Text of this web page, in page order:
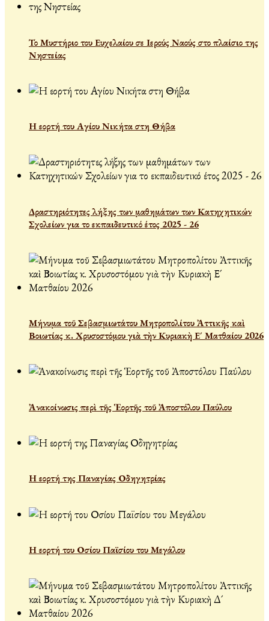
Το Μυστήριο του Ευχελαίου σε Ιερούς Ναούς στο πλαίσιο της
Νηστείας
Η εορτή του Αγίου Νικήτα στη Θήβα
Δραστηριότητες λήξης των μαθημάτων των Κατηχητικών
Σχολείων για το εκπαιδευτικό έτος 2025 - 26
Μήνυμα τοῦ Σεβασμιωτάτου Μητροπολίτου Ἀττικῆς καὶ
Βοιωτίας κ. Χρυσοστόμου γιὰ τὴν Κυριακὴ Ε´ Ματθαίου 2026
Ἀνακοίνωσις περὶ τῆς Ἑορτῆς τοῦ Ἀποστόλου Παύλου
Η εορτή της Παναγίας Οδηγητρίας
Η εορτή του Οσίου Παϊσίου του Μεγάλου